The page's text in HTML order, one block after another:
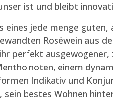
ist und bleibt
eines jede menge
Roséwein aus
perfekt
einem
Indikativ und
bestes Wohnen